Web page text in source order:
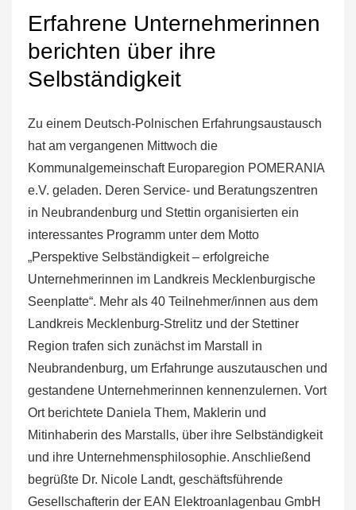
Erfahrene Unternehmerinnen
berichten über ihre
Selbständigkeit
Zu einem Deutsch-Polnischen Erfahrungsaustausch
hat am vergangenen Mittwoch die
Kommunalgemeinschaft Europaregion POMERANIA
e.V. geladen. Deren Service- und Beratungszentren
in Neubrandenburg und Stettin organisierten ein
interessantes Programm unter dem Motto
„Perspektive Selbständigkeit – erfolgreiche
Unternehmerinnen im Landkreis Mecklenburgische
Seenplatte“. Mehr als 40 Teilnehmer/innen aus dem
Landkreis Mecklenburg-Strelitz und der Stettiner
Region trafen sich zunächst im Marstall in
Neubrandenburg, um Erfahrunge auszutauschen und
gestandene Unternehmerinnen kennenzulernen. Vort
Ort berichtete Daniela Them, Maklerin und
Mitinhaberin des Marstalls, über ihre Selbständigkeit
und ihre Unternehmensphilosophie. Anschließend
begrüßte Dr. Nicole Landt, geschäftsführende
Gesellschafterin der EAN Elektroanlagenbau GmbH